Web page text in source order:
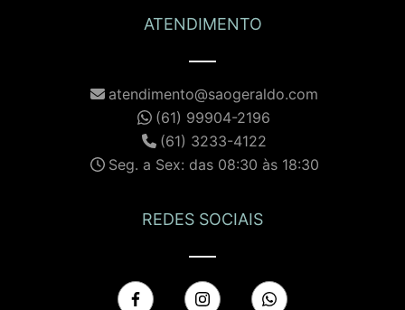
ATENDIMENTO
atendimento@saogeraldo.com
(61) 99904-2196
(61) 3233-4122
Seg. a Sex: das 08:30 às 18:30
REDES SOCIAIS